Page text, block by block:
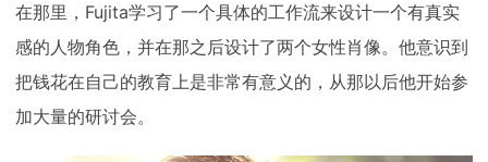
在那里，Fujita学习了一个具体的工作流来设计一个有真实
感的人物角色，并在那之后设计了两个女性肖像。他意识到
把钱花在自己的教育上是非常有意义的，从那以后他开始参
加大量的研讨会。